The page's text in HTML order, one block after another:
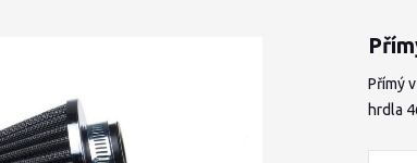
Přímý
hrdla